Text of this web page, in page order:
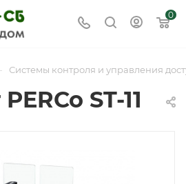
0
Системы контроля и управления
ST-11